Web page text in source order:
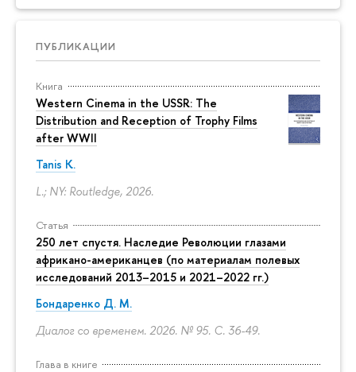
ПУБЛИКАЦИИ
Книга
Western Cinema in the USSR: The
Distribution and Reception of Trophy Films
after WWII
Tanis K.
L.; NY: Routledge, 2026.
Статья
250 лет спустя. Наследие Революции глазами
африкано-американцев (по материалам полевых
исследований 2013–2015 и 2021–2022 гг.)
Бондаренко Д. М.
Диалог со временем. 2026. № 95. С. 36-49.
Глава в книге